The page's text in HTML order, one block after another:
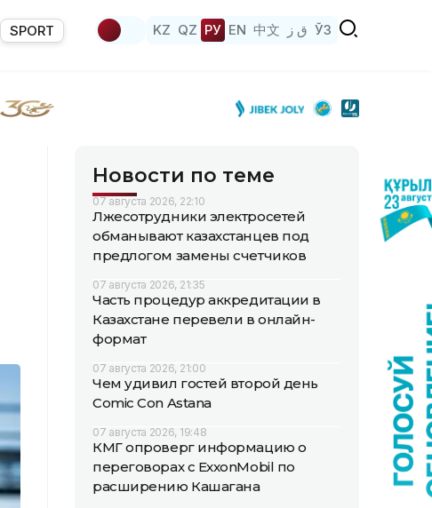
SPORT KZ QZ РУ EN 中文 ق ز ЎЗ
Новости по теме
07 августа 2026, 22:10
Лжесотрудники электросетей
обманывают казахстанцев под
предлогом замены счетчиков
07 августа 2026, 21:35
Часть процедур аккредитации в
Казахстане перевели в онлайн-
формат
07 августа 2026, 21:00
Чем удивил гостей второй день
Comic Con Astana
07 августа 2026, 19:48
КМГ опроверг информацию о
переговорах с ExxonMobil по
расширению Кашагана